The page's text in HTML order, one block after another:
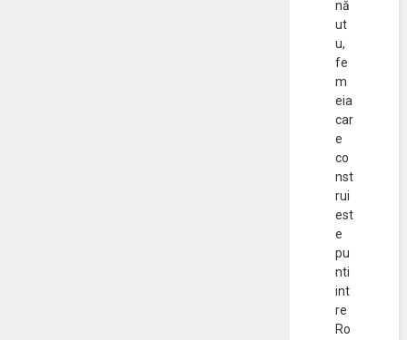
nă
ut
u,
fe
m
eia
car
e
co
nst
rui
est
e
pu
nti
int
re
Ro